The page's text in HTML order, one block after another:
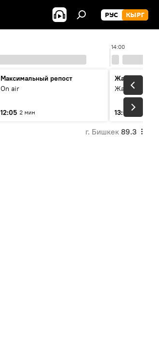
РУС КЫРГ
14:00
Максимальный репост
On air
12:05 2 мин
Жаңылыктар
13:01 3 мин
г. Бишкек 89.3